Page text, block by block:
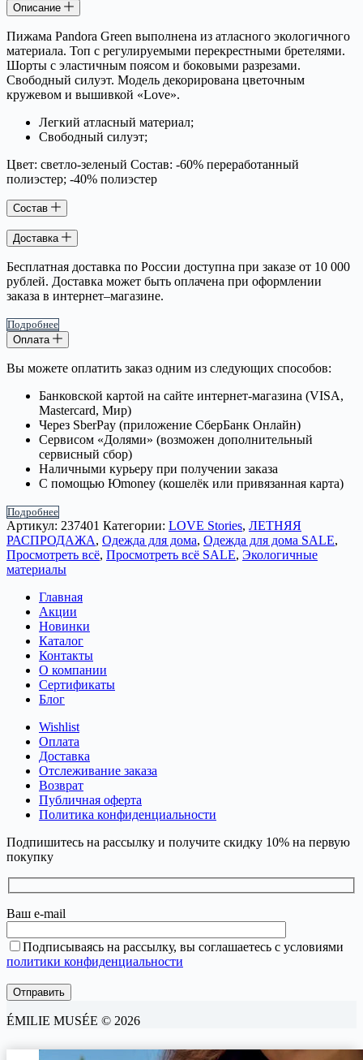
Описание
Пижама Pandora Green выполнена из атласного экологичного
материала. Топ с регулируемыми перекрестными бретелями.
Шорты с эластичным поясом и боковыми разрезами.
Свободный силуэт. Модель декорирована цветочным
кружевом и вышивкой «Love».
Легкий атласный материал;
Свободный силуэт;
Цвет: светло-зеленый Состав: -60% переработанный
полиэстер; -40% полиэстер
Состав
Доставка
Бесплатная доставка по России доступна при заказе от 10 000
рублей. Доставка может быть оплачена при оформлении
заказа в интернет–магазине.
Подробнее
Оплата
Вы можете оплатить заказ одним из следующих способов:
Банковской картой на сайте интернет-магазина (VISA,
Mastercard, Мир)
Через SberPay (приложение СберБанк Онлайн)
Сервисом «Долями» (возможен дополнительный
сервисный сбор)
Наличными курьеру при получении заказа
С помощью Юmoney (кошелёк или привязанная карта)
Подробнее
Артикул: 237401 Категории: LOVE Stories, ЛЕТНЯЯ
РАСПРОДАЖА, Одежда для дома, Одежда для дома SALE,
Просмотреть всё, Просмотреть всё SALE, Экологичные
материалы
Главная
Акции
Новинки
Каталог
Контакты
О компании
Сертификаты
Блог
Wishlist
Оплата
Доставка
Отслеживание заказа
Возврат
Публичная оферта
Политика конфиденциальности
Подпишитесь на рассылку и получите скидку 10% на первую
покупку
Ваш e-mail
Подписываясь на рассылку, вы соглашаетесь с условиями
политики конфиденциальности
ÉMILIE MUSÉE © 2026